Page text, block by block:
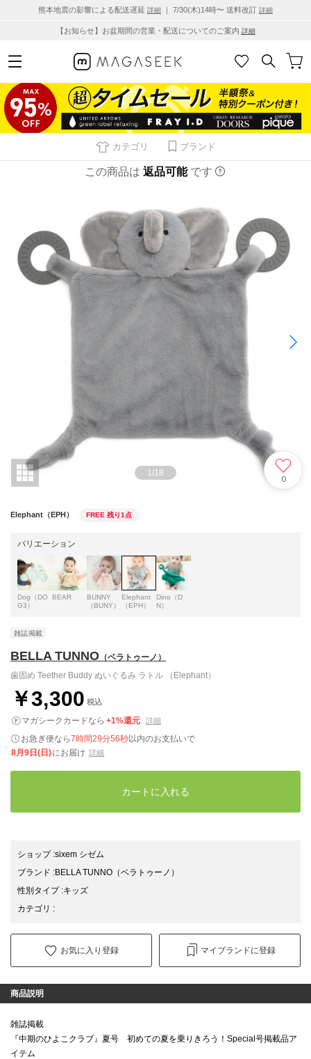
熊本地震の影響による配送遅延 詳細 ｜ 7/30(木)14時〜 送料改訂 詳細
【お知らせ】お盆期間の営業・配送についてのご案内 詳細
カテゴリ ブランド
この商品は 返品可能 です
1 /18
0
Elephant（EPH） FREE 残り1点
バリエーション
Dog（DO
G3）
BEAR
BUNNY
（BUNY）
Elephant
（EPH）
Dino（D
N）
雑誌掲載
BELLA TUNNO （ベラトゥーノ）
歯固め Teether Buddy ぬいぐるみ ラトル （Elephant）
￥3,300 税込
マガシークカードなら +1%還元 詳細
お急ぎ便なら7時間29分55秒以内のお支払いで
8月9日(日)にお届け 詳細
カートに入れる
ショップ:sixem シゼム
ブランド :BELLA TUNNO （ベラトゥーノ）
性別タイプ:キッズ
カテゴリ :
お気に入り登録 マイブランドに登録
商品説明
雑誌掲載
『中期のひよこクラブ』夏号 初めての夏を乗りきろう！Special号掲載品ア
イテム